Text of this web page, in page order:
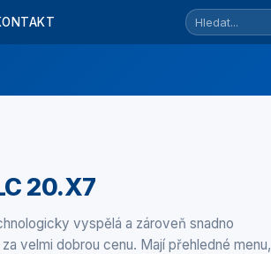
20.X7
vyspělá a zároveň snadno
velmi dobrou cenu. Mají přehledné menu,